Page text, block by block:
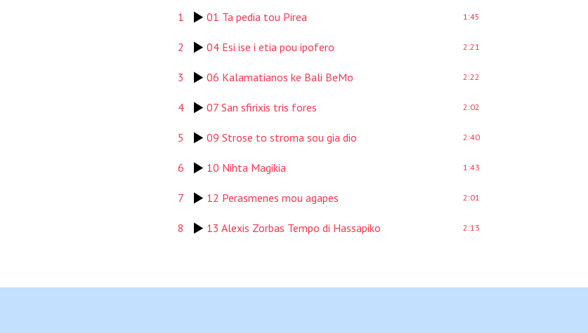
1 01 Ta pedia tou Pirea 1:45
2 04 Esi ise i etia pou ipofero 2:21
3 06 Kalamatianos ke Bali BeMo 2:22
4 07 San sfirixis tris fores 2:02
5 09 Strose to stroma sou gia dio 2:40
6 10 Nihta Magikia 1:43
7 12 Perasmenes mou agapes 2:01
8 13 Alexis Zorbas Tempo di Hassapiko 2:13